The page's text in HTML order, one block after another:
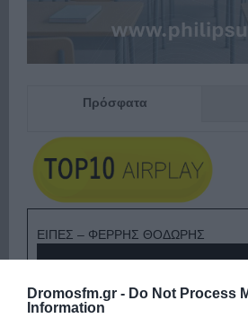
Dromosfm.gr - Do Not Process
Information
Πρόσφατα
ΕΙΠΕΣ – ΦΕΡΡΗΣ ΘΟΔΩΡΗΣ